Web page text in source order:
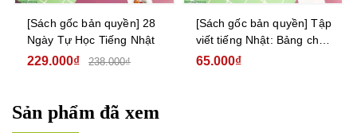
[Sách gốc bản quyền] 28
Ngày Tự Học Tiếng Nhật
229.000₫ 238.000₫
[Sách gốc bản quyền] Tập
viết tiếng Nhật: Bảng chữ
cái Katakana
65.000₫
Sản phẩm đã xem